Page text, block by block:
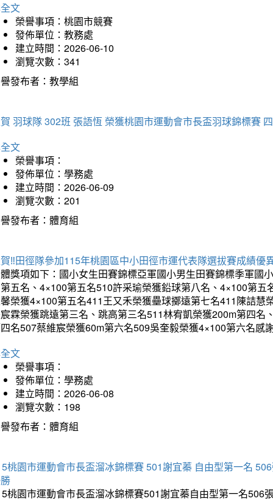
文
榮譽事項：桃園市競賽
發佈單位：教務處
建立時間：2026-06-10
瀏覽次數：341
發布者：教學組
羽球隊 302班 張語恆 榮獲桃園市運動會市長盃羽球錦標賽
文
榮譽事項：
發佈單位：學務處
建立時間：2026-06-09
瀏覽次數：201
發布者：體育組
‼️田徑隊參加115年桃園區中小田徑市運代表隊選拔賽成績優
獎項如下：國小女生田賽錦標亞軍國小男生田賽錦標季軍國
五名、4×100第五名510許采瑜榮獲鉛球第八名、4×100第
榮獲4×100第五名411王又禾榮獲壘球擲遠第七名411陳詰
霖榮獲跳遠第三名、跳高第三名511林宥凱榮獲200m第四
名507蔡維宸榮獲60m第六名509吳奎毅榮獲4×100第六名
文
榮譽事項：
發佈單位：學務處
建立時間：2026-06-08
瀏覽次數：198
發布者：體育組
桃園市運動會市長盃溜冰錦標賽 501謝宜蓁 自由型第一名
桃園市運動會市長盃溜冰錦標賽501謝宜蓁自由型第一名